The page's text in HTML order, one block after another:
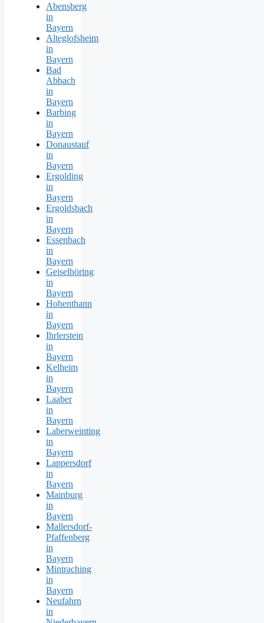
Abensberg
in
Bayern
Alteglofsheim
in
Bayern
Bad
Abbach
in
Bayern
Barbing
in
Bayern
Donaustauf
in
Bayern
Ergolding
in
Bayern
Ergoldsbach
in
Bayern
Essenbach
in
Bayern
Geiselhöring
in
Bayern
Hohenthann
in
Bayern
Ihrlerstein
in
Bayern
Kelheim
in
Bayern
Laaber
in
Bayern
Laberweinting
in
Bayern
Lappersdorf
in
Bayern
Mainburg
in
Bayern
Mallersdorf-
Pfaffenberg
in
Bayern
Mintraching
in
Bayern
Neufahrn
in